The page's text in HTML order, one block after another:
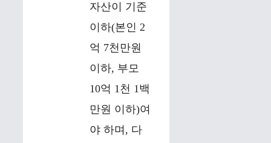
자산이 기준
이하(본인 2
억 7천만원
이하, 부모
10억 1천 1백
만원 이하)여
야 하며, 다